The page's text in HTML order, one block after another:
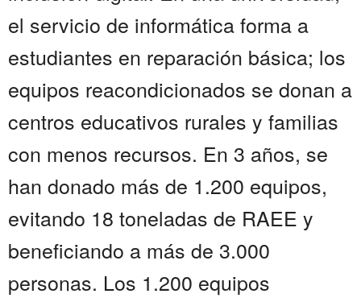
el servicio de informática forma a
estudiantes en reparación básica; los
equipos reacondicionados se donan a
centros educativos rurales y familias
con menos recursos. En 3 años, se
han donado más de 1.200 equipos,
evitando 18 toneladas de RAEE y
beneficiando a más de 3.000
personas. Los 1.200 equipos